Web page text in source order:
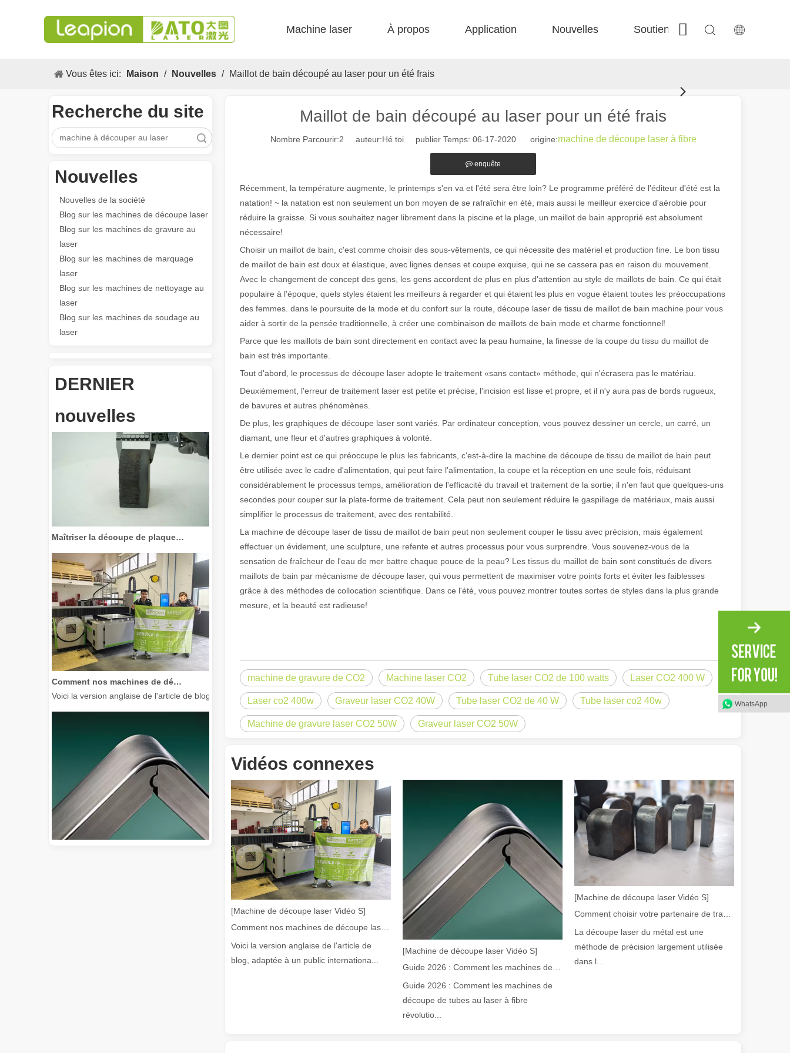
Machine laser À propos Application Nouvelles Soutien Contactez-nous
Vous êtes ici: Maison / Nouvelles / Maillot de bain découpé au laser pour un été frais
Recherche du site
recherche
Nouvelles
Nouvelles de la société
Blog sur les machines de découpe laser
Blog sur les machines de gravure au
laser
Blog sur les machines de marquage
laser
Blog sur les machines de nettoyage au
laser
Blog sur les machines de soudage au
laser
DERNIER
nouvelles
Les caractéristiques polyvalentes Application et les caractéristiques exceptionnelles des machines de marquage laser Le paysage de fabrication et industriel moderne, les machines de
Voici la version anglaise de l'article de blog, adaptée à un public international tout en conservant le ton professionnel et inspirant de l'original. Briller à travers le Pacifique : comment nos machines
Guide 2026 : Comment les machines de découpe de tubes au laser à fibre révolutionnent la fabrication de tuyauxDans le monde en évolution rapide de la fabrication métallique, l'efficacité et la
Maillot de bain découpé au laser pour un été frais
Nombre Parcourir:2 auteur:Hé toi publier Temps: 06-17-2020 origine:machine de découpe laser à fibre
enquête
Récemment, la température augmente, le printemps s'en va et l'été sera être loin? Le programme préféré de l'éditeur d'été est la
natation! ~ la natation est non seulement un bon moyen de se rafraîchir en été, mais aussi le meilleur exercice d'aérobie pour
réduire la graisse. Si vous souhaitez nager librement dans la piscine et la plage, un maillot de bain approprié est absolument
nécessaire!
Choisir un maillot de bain, c'est comme choisir des sous-vêtements, ce qui nécessite des matériel et production fine. Le bon tissu
de maillot de bain est doux et élastique, avec lignes denses et coupe exquise, qui ne se cassera pas en raison du mouvement.
Avec le changement de concept des gens, les gens accordent de plus en plus d'attention au style de maillots de bain. Ce qui était
populaire à l'époque, quels styles étaient les meilleurs à regarder et qui étaient les plus en vogue étaient toutes les préoccupations
des femmes. dans le poursuite de la mode et du confort sur la route, découpe laser de tissu de maillot de bain machine pour vous
aider à sortir de la pensée traditionnelle, à créer une combinaison de maillots de bain mode et charme fonctionnel!
Parce que les maillots de bain sont directement en contact avec la peau humaine, la finesse de la coupe du tissu du maillot de
bain est très importante.
Tout d'abord, le processus de découpe laser adopte le traitement «sans contact» méthode, qui n'écrasera pas le matériau.
Deuxièmement, l'erreur de traitement laser est petite et précise, l'incision est lisse et propre, et il n'y aura pas de bords rugueux,
de bavures et autres phénomènes.
De plus, les graphiques de découpe laser sont variés. Par ordinateur conception, vous pouvez dessiner un cercle, un carré, un
diamant, une fleur et d'autres graphiques à volonté.
Le dernier point est ce qui préoccupe le plus les fabricants, c'est-à-dire la machine de découpe de tissu de maillot de bain peut
être utilisée avec le cadre d'alimentation, qui peut faire l'alimentation, la coupe et la réception en une seule fois, réduisant
considérablement le processus temps, amélioration de l'efficacité du travail et traitement de la sortie; il n'en faut que quelques-uns
secondes pour couper sur la plate-forme de traitement. Cela peut non seulement réduire le gaspillage de matériaux, mais aussi
simplifier le processus de traitement, avec des rentabilité.
La machine de découpe laser de tissu de maillot de bain peut non seulement couper le tissu avec précision, mais également
effectuer un évidement, une sculpture, une refente et autres processus pour vous surprendre. Vous souvenez-vous de la
sensation de fraîcheur de l'eau de mer battre chaque pouce de la peau? Les tissus du maillot de bain sont constitués de divers
maillots de bain par mécanisme de découpe laser, qui vous permettent de maximiser votre points forts et éviter les faiblesses
grâce à des méthodes de collocation scientifique. Dans ce l'été, vous pouvez montrer toutes sortes de styles dans la plus grande
mesure, et la beauté est radieuse!
machine de gravure de CO2 Machine laser CO2 Tube laser CO2 de 100 watts Laser CO2 400 W
Laser co2 400w Graveur laser CO2 40W Tube laser CO2 de 40 W Tube laser co2 40w
Machine de gravure laser CO2 50W Graveur laser CO2 50W
Vidéos connexes
[Machine de découpe laser Vidéo S]
Voici la version anglaise de l'article de
blog, adaptée à un public internationa...
[Machine de découpe laser Vidéo S]
Guide 2026 : Comment les machines de
découpe de tubes au laser à fibre
révolutio...
[Machine de découpe laser Vidéo S]
Comment choisir votre partenaire de travail : machine de découpe laser
La découpe laser du métal est une
méthode de précision largement utilisée
dans l...
WhatsApp